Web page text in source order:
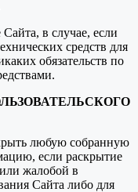
в случае, если
средств для
обязательств по
любую собранную
если раскрытие
жалобой в
Сайта либо для